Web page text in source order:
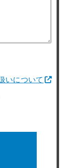
いについて